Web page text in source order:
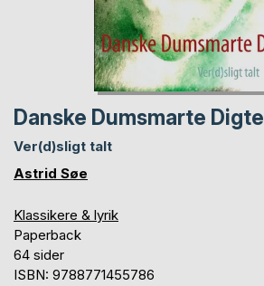
Danske Dumsmarte Digte
Ver(d)sligt talt
Astrid Søe
Klassikere & lyrik
Paperback
64 sider
ISBN: 9788771455786